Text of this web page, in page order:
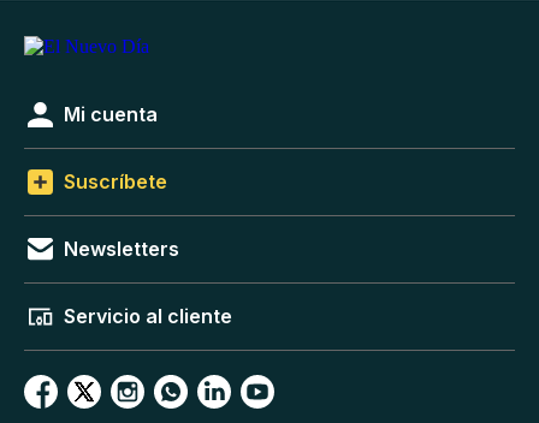
Mi cuenta
Suscríbete
Newsletters
Servicio al cliente